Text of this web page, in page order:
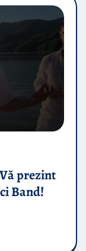
Vă prezint
Band!